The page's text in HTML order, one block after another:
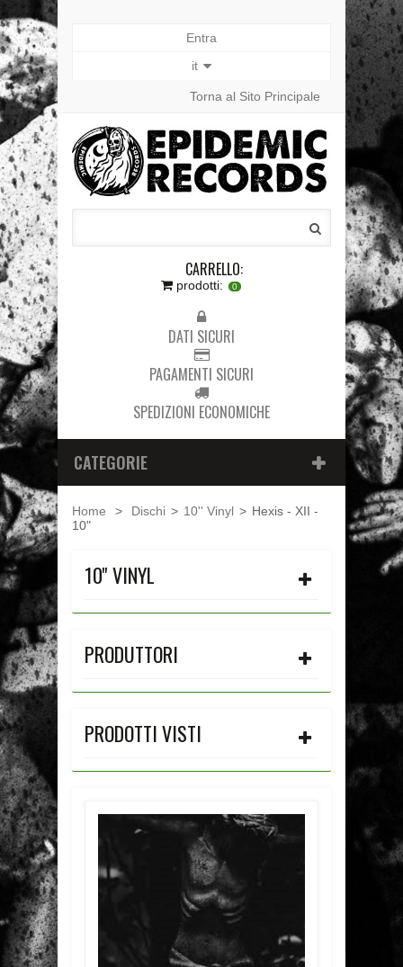
Entra
it
Torna al Sito Principale
CARRELLO:
prodotti: 0
DATI SICURI
PAGAMENTI SICURI
SPEDIZIONI ECONOMICHE
CATEGORIE
Home > Dischi > 10'' Vinyl > Hexis - XII -
10"
10'' VINYL
PRODUTTORI
PRODOTTI VISTI